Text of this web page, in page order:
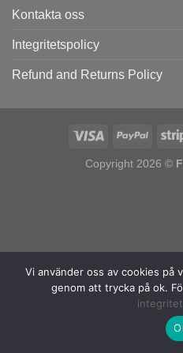
Kontakta oss
Integritetspolicy
Refund and Returns Policy
Copyright 2026 ©
Vi använder oss av cookies på
genom att trycka på ok.